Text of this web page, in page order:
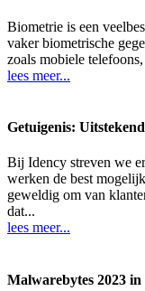
Biometrie is een
vaker biometrische
zoals mobiele
lees meer...
Getuigenis:
Bij Idency streven we
werken de best
geweldig om van
dat...
lees meer...
Malwarebytes 2023